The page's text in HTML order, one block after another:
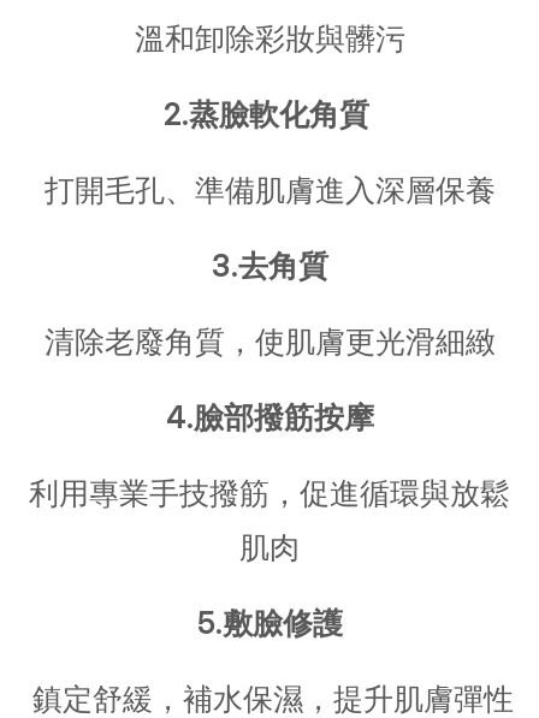
溫和卸除彩妝與髒污
2.蒸臉軟化角質
打開毛孔、準備肌膚進入深層保養
3.去角質
清除老廢角質，使肌膚更光滑細緻
4.臉部撥筋按摩
利用專業手技撥筋，促進循環與放鬆
肌肉
5.敷臉修護
鎮定舒緩，補水保濕，提升肌膚彈性